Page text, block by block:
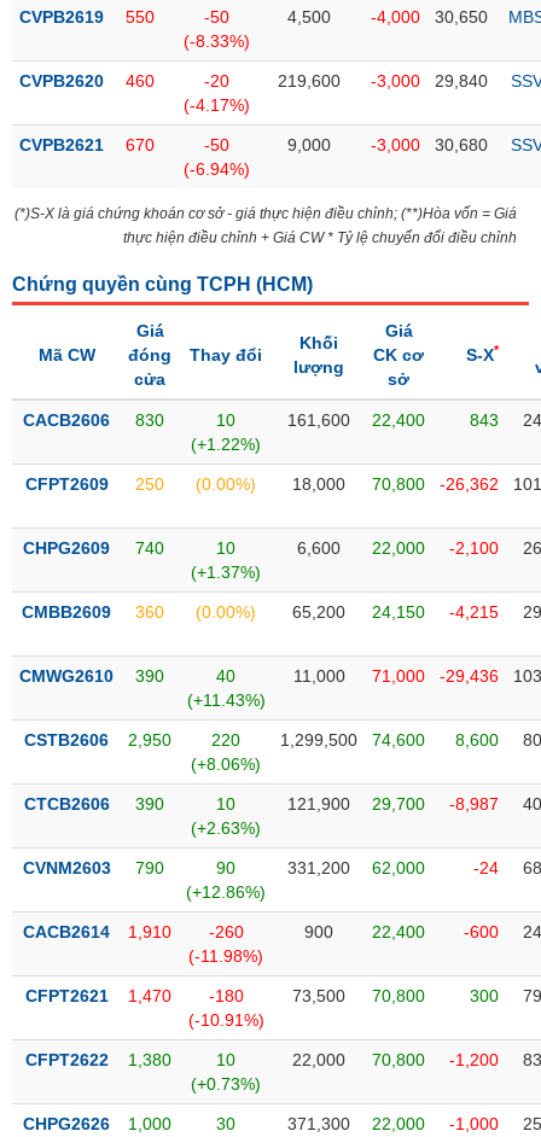
quan
Giao
dịch
Tài
chính
tích
Hồ
doanh
Tin
Tâm
thị
trường
CVPB2619 550
-50
(-8.33%)
4,500 -4,000 30,650
CVPB2620 460
-20
(-4.17%)
219,600 -3,000 29,840
CVPB2621 670
-50
(-6.94%)
9,000 -3,000 30,680
(*)S-X là giá chứng khoán cơ sở - giá thực hiện điều chỉnh; (**)Hòa vốn = Giá
thực hiện điều chỉnh + Giá CW * Tỷ lệ chuyển đổi điều chỉnh
Chứng quyền cùng TCPH (HCM)
Mã CW
Giá
đóng
cửa
Thay đổi
Khối
lượng
Giá
CK cơ
sở
S-X*
CACB2606 830
10
(+1.22%)
161,600 22,400 843
CFPT2609 250 (0.00%) 18,000 70,800 -26,362
CHPG2609 740
10
(+1.37%)
6,600 22,000 -2,100
CMBB2609 360 (0.00%) 65,200 24,150 -4,215
CMWG2610 390
40
(+11.43%)
11,000 71,000 -29,436
CSTB2606 2,950
220
(+8.06%)
1,299,500 74,600 8,600
CTCB2606 390
10
(+2.63%)
121,900 29,700 -8,987
CVNM2603 790
90
(+12.86%)
331,200 62,000 -24
CACB2614 1,910
-260
(-11.98%)
900 22,400 -600
CFPT2621 1,470
-180
(-10.91%)
73,500 70,800 300
CFPT2622 1,380
10
(+0.73%)
22,000 70,800 -1,200
CHPG2626 1,000
30
371,300 22,000 -1,000
VS-
VẬT
CÔNG
DÙNG
THIẾT
YẾU
TIÊU
THIẾT
YẾU
CHĂM
SỨC